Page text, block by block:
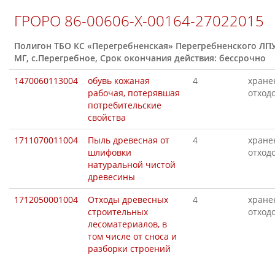
ГРОРО 86-00606-Х-00164-27022015
Полигон ТБО КС «Перегребненская» Перегребненского
МГ, с.Перегребное, Срок окончания действия: бессрочно
1470060113004
обувь кожаная
рабочая, потерявшая
потребительские
свойства
4
1711070011004
Пыль древесная от
шлифовки
натуральной чистой
древесины
4
1712050001004
Отходы древесных
строительных
лесоматериалов, в
том числе от сноса и
разборки строений
4